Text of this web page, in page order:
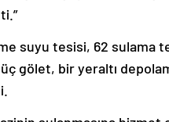
gölet, bir yeraltı